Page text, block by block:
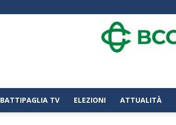
BATTIPAGLIA TV ELEZIONI ATTUALITÀ